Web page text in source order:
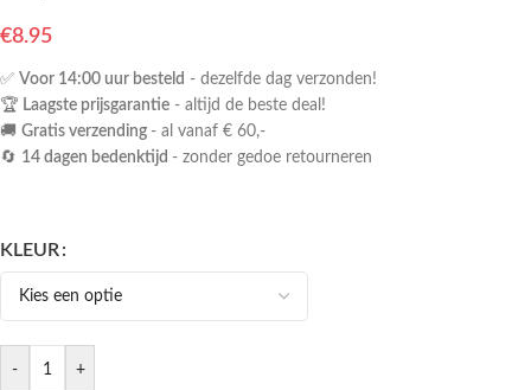
€8.95
✅ Voor 14:00 uur besteld - dezelfde dag verzonden!
🏆 Laagste prijsgarantie - altijd de beste deal!
🚚 Gratis verzending - al vanaf € 60,-
🔄 14 dagen bedenktijd - zonder gedoe retourneren
KLEUR
- +